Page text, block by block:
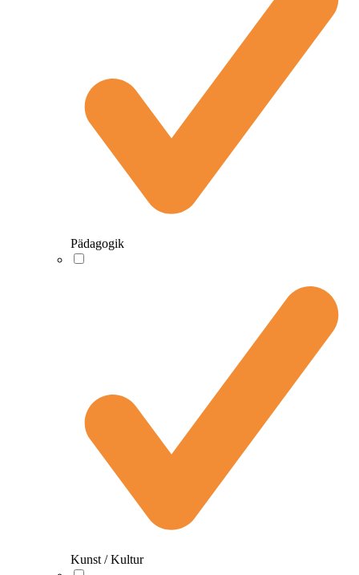
Pädagogik
Kunst / Kultur